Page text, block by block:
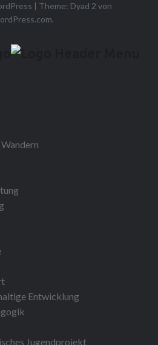
| Theme: Dyad 2 von
.
Entwicklung
Jugendprojekt